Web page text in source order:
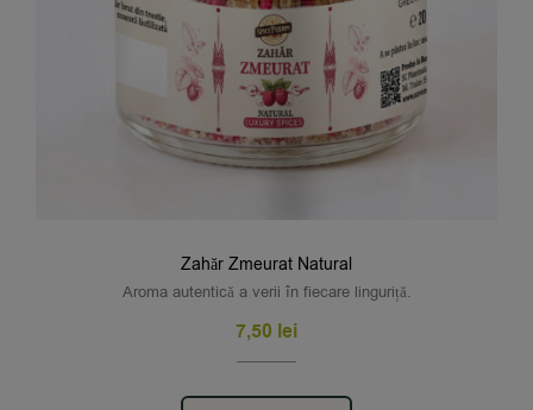
Zahăr Zmeurat Natural
Aroma autentică a verii în fiecare linguriță.
7,50 lei